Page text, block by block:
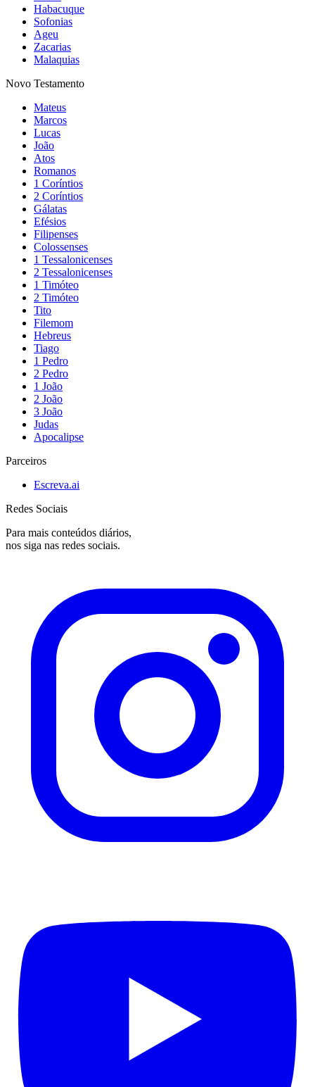
Habacuque
Sofonias
Ageu
Zacarias
Malaquias
Novo Testamento
Mateus
Marcos
Lucas
João
Atos
Romanos
1 Coríntios
2 Coríntios
Gálatas
Efésios
Filipenses
Colossenses
1 Tessalonicenses
2 Tessalonicenses
1 Timóteo
2 Timóteo
Tito
Filemom
Hebreus
Tiago
1 Pedro
2 Pedro
1 João
2 João
3 João
Judas
Apocalipse
Parceiros
Escreva.ai
Redes Sociais
Para mais conteúdos diários,
nos siga nas redes sociais.